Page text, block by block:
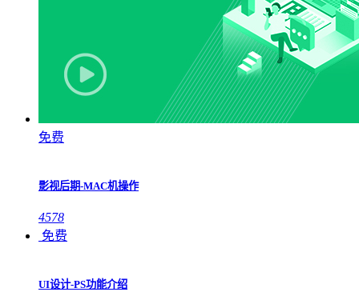
免费
影视后期-MAC机操作
4578
免费
UI设计-PS功能介绍